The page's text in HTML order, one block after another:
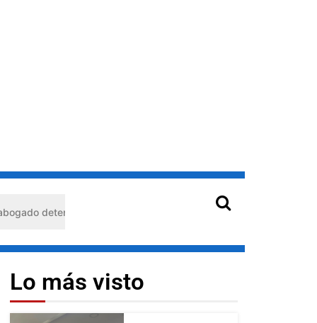
en Barquisimeto: habría usado durante 13 años la matrícula
Lo más visto